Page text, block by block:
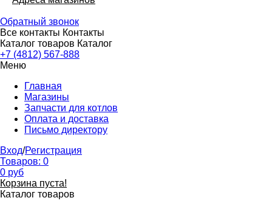
Обратный звонок
Все контакты Контакты
Каталог товаров Каталог
+7 (4812) 567-888
Меню
Главная
Магазины
Запчасти для котлов
Оплата и доставка
Письмо директору
Вход/Регистрация
Товаров: 0
0 руб
Корзина пуста!
Каталог товаров